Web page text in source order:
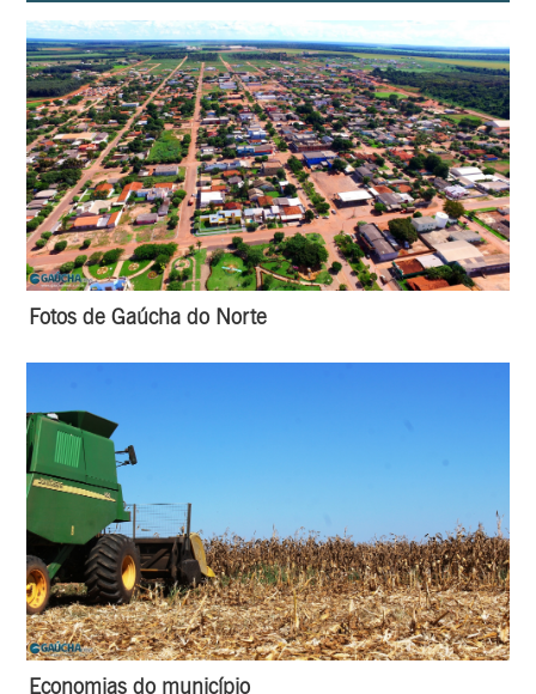
Fotos de Gaúcha do Norte
Economias do município